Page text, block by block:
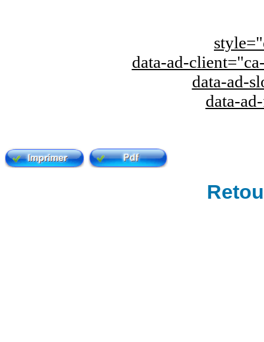
data-ad-
data-ad-
data-